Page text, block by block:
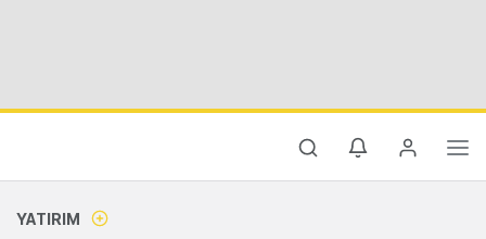
YATIRIM